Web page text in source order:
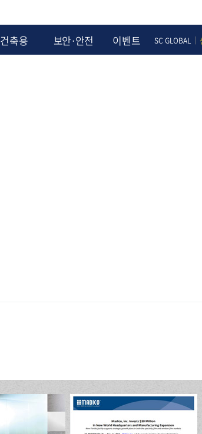
건축용 보안·안전 이벤트 SC GLOBAL |